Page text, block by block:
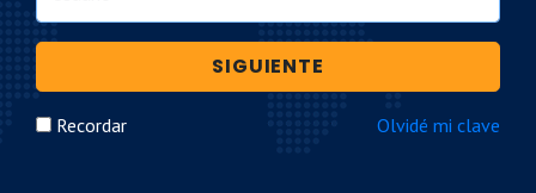
SIGUIENTE
Recordar Olvidé mi clave